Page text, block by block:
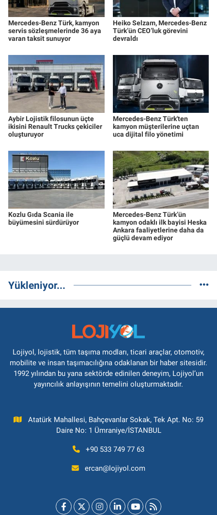
Mercedes-Benz Türk, kamyon
servis sözleşmelerinde 36 aya
varan taksit sunuyor
Heiko Selzam, Mercedes-Benz
Türk’ün CEO’luk görevini
devraldı
Aybir Lojistik filosunun üçte
ikisini Renault Trucks çekiciler
oluşturuyor
Mercedes-Benz Türk'ten
kamyon müşterilerine uçtan
uca dijital filo yönetimi
Kozlu Gıda Scania ile
büyümesini sürdürüyor
Mercedes-Benz Türk’ün
kamyon odaklı ilk bayisi Heska
Ankara faaliyetlerine daha da
güçlü devam ediyor
Yükleniyor...
Lojiyol, lojistik, tüm taşıma modları, ticari araçlar, otomotiv,
mobilite ve insan taşımacılığına odaklanan bir haber sitesidir.
1992 yılından bu yana sektörde edinilen deneyim, Lojiyol’un
yayıncılık anlayışının temelini oluşturmaktadır.
Atatürk Mahallesi, Bahçevanlar Sokak, Tek Apt. No: 59
Daire No: 1 Ümraniye/İSTANBUL
+90 533 749 77 63
ercan@lojiyol.com